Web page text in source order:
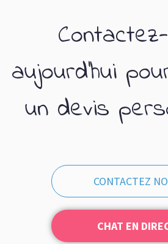
aujourd'hui
un devis
CONTACTEZ
CHAT EN